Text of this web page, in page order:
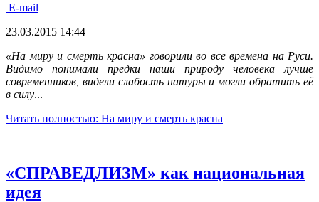
E-mail
23.03.2015 14:44
«На миру и смерть красна» говорили во все времена на Руси.
Видимо понимали предки наши природу человека лучше
современников, видели слабость натуры и могли обратить её
в силу...
Читать полностью: На миру и смерть красна
«СПРАВЕДЛИЗМ» как национальная
идея